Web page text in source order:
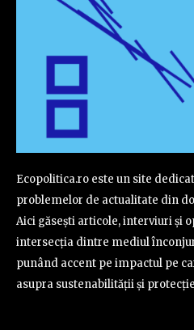
Ecopolitica.ro este un site
problemelor de actualitate din
Aici găsești articole, interviuri și
intersecția dintre mediul
punând accent pe impactul pe
asupra sustenabilității și